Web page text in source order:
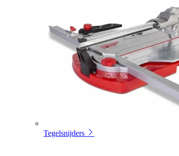
Tegelsnijders